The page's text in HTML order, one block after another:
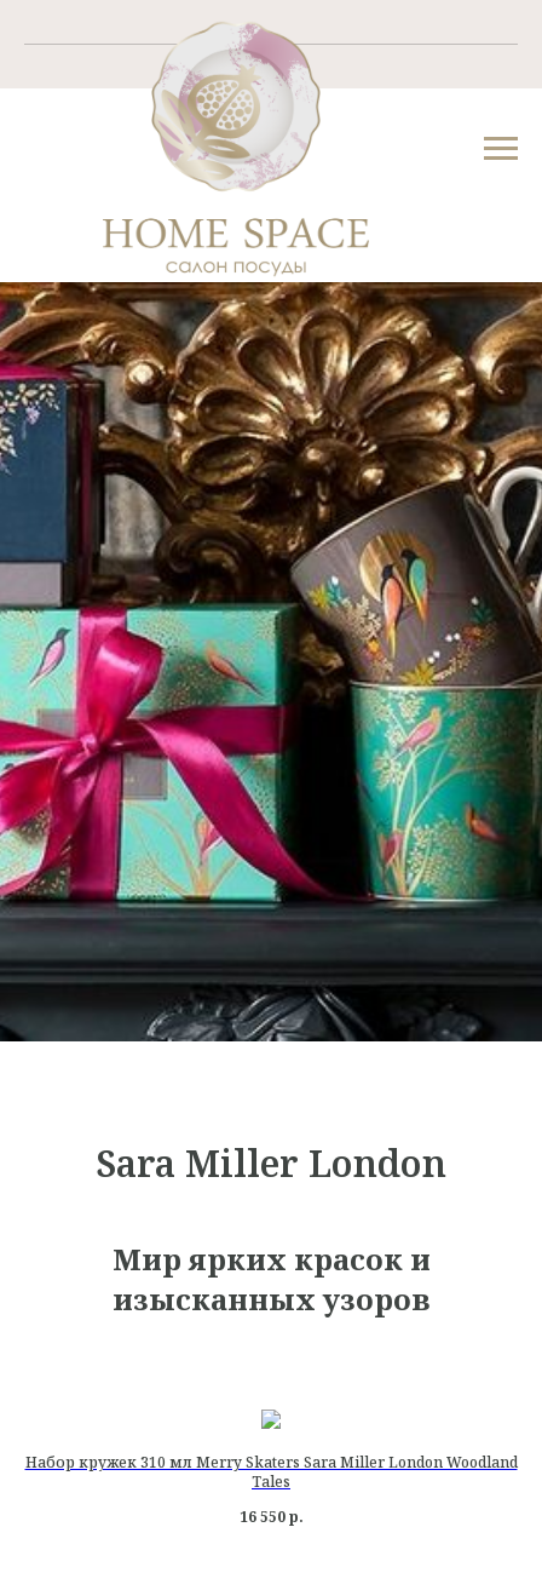
Sara Miller London
Мир ярких красок и
изысканных узоров
Набор кружек 310 мл Merry Skaters Sara Miller London Woodland
Tales
16 550 р.